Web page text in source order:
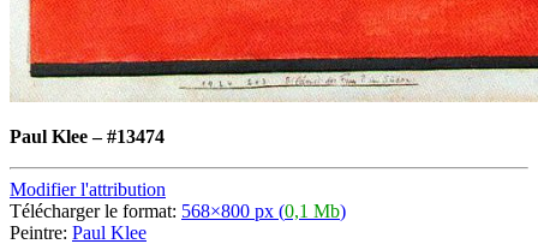
Paul Klee–#13474
Modifier l'attribution
Télécharger le format: 568×800 px (0,1 Mb)
Peintre: Paul Klee